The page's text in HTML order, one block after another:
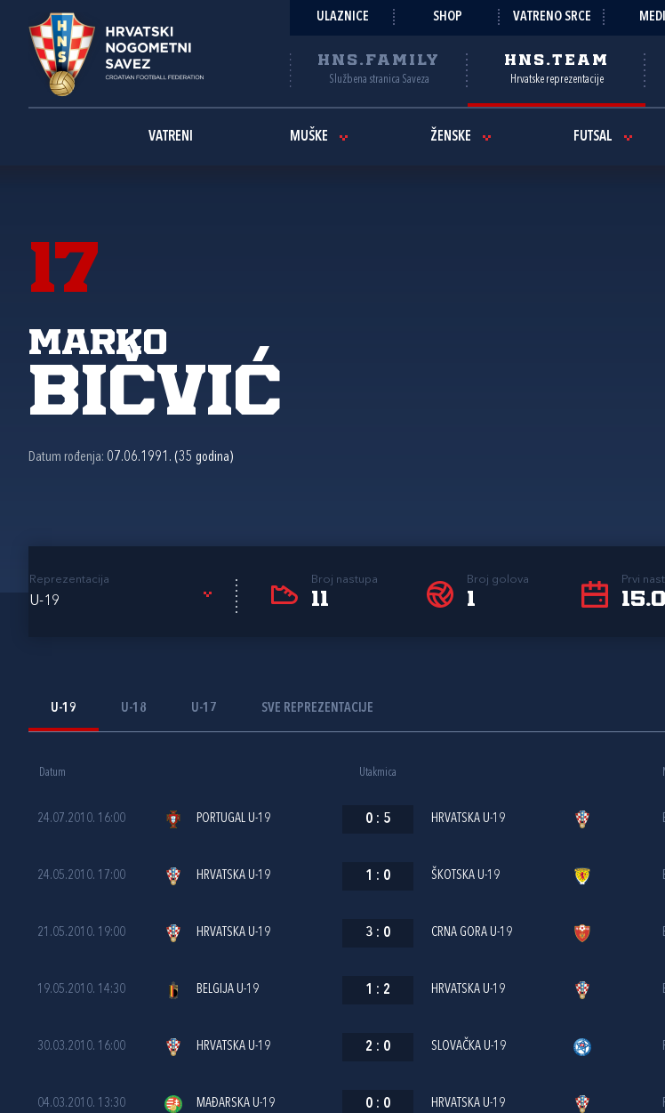
ULAZNICE SHOP VATRENO SRCE
HNS.FAMILY
Službena stranica Saveza
HNS.TEAM
Hrvatske reprezentacije
VATRENI MUŠKE ŽENSKE FUTSAL
17
Marko
Bičvić
Datum rođenja: 07.06.1991. (35 godina)
Reprezentacija
U-19
Broj nastupa
11
Broj golova
1
Prvi
U-19 U-18 U-17 SVE REPREZENTACIJE
Datum Utakmica
24.07.2010. 16:00 PORTUGAL U-19 0 : 5 HRVATSKA U-19
24.05.2010. 17:00 HRVATSKA U-19 1 : 0 ŠKOTSKA U-19
21.05.2010. 19:00 HRVATSKA U-19 3 : 0 CRNA GORA U-19
19.05.2010. 14:30 BELGIJA U-19 1 : 2 HRVATSKA U-19
30.03.2010. 16:00 HRVATSKA U-19 2 : 0 SLOVAČKA U-19
04.03.2010. 13:30 MAĐARSKA U-19 0 : 0 HRVATSKA U-19